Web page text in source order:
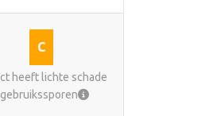
C
heeft lichte schade